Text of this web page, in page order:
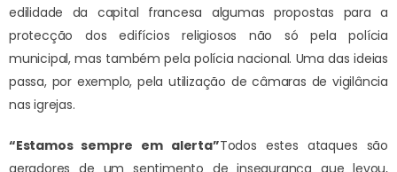
edilidade da capital francesa algumas propostas para a
protecção dos edifícios religiosos não só pela polícia
municipal, mas também pela polícia nacional. Uma das ideias
passa, por exemplo, pela utilização de câmaras de vigilância
nas igrejas.
“Estamos sempre em alerta”Todos estes ataques são